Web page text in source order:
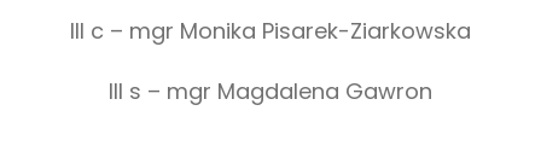
III c – mgr Monika Pisarek-Ziarkowska
III s – mgr Magdalena Gawron